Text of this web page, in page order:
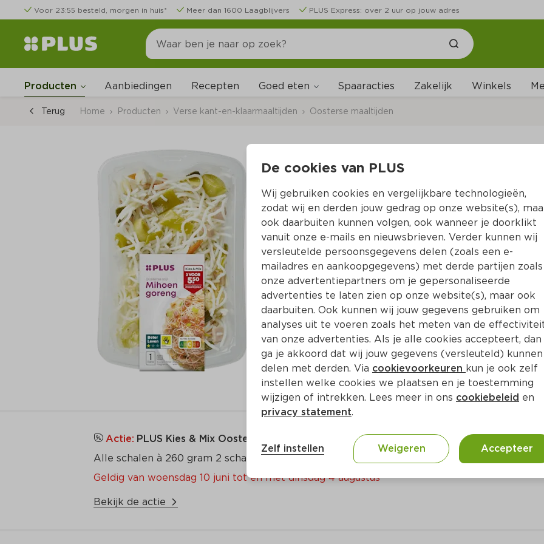
Voor 23:55 besteld, morgen in huis* Meer dan 1600 Laagblijvers PLUS Express: over 2 uur op jouw adres
Producten Aanbiedingen Recepten Goed eten Spaaracties Zakelijk Winkels
Terug Home Producten Verse kant-en-klaarmaaltijden Oosterse maaltijden
PLUS Mihoen Goreng
Per Tray 260 g  (per kilo €12.27)
3.19
Toevoegen
Actie: PLUS Kies & Mix Oosterse maaltijd
Alle schalen à 260 gram 2 schalen
Geldig van woensdag 10 juni tot en met dinsdag 4 augustus
Bekijk de actie
De cookies van PLUS
Wij gebruiken cookies en vergelijkbare technologieën,
zodat wij en derden jouw gedrag op onze website(s),
ook daarbuiten kunnen volgen, ook wanneer je doorklikt
vanuit onze e-mails en nieuwsbrieven. Verder kunnen wij
versleutelde persoonsgegevens delen (zoals een e-
mailadres en aankoopgegevens) met derde partijen zoals
onze advertentiepartners om je gepersonaliseerde
advertenties te laten zien op onze website(s), maar ook
daarbuiten. Ook kunnen wij jouw gegevens gebruiken om
analyses uit te voeren zoals het meten van de
van onze advertenties. Als je alle cookies accepteert, dan
ga je akkoord dat wij jouw gegevens (versleuteld) kunnen
delen met derden. Via cookievoorkeuren kun je ook zelf
instellen welke cookies we plaatsen en je toestemming
wijzigen of intrekken. Lees meer in ons cookiebeleid en
privacy statement.
Zelf instellen Weigeren Accepteer